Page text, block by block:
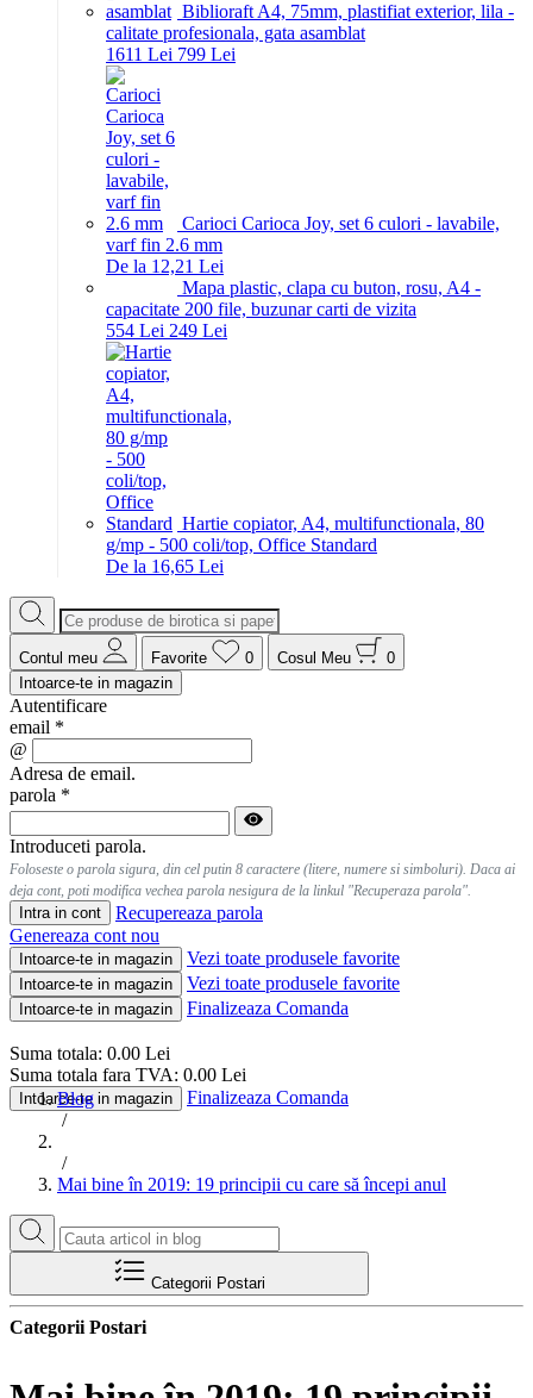
Biblioraft A4, 75mm, plastifiat exterior, lila -
calitate profesionala, gata asamblat
1611 Lei 799 Lei
Carioci Carioca Joy, set 6 culori - lavabile,
varf fin 2.6 mm
De la 12,21 Lei
Mapa plastic, clapa cu buton, rosu, A4 -
capacitate 200 file, buzunar carti de vizita
554 Lei 249 Lei
Hartie copiator, A4, multifunctionala, 80
g/mp - 500 coli/top, Office Standard
De la 16,65 Lei
Contul meu Favorite 0 Cosul Meu
0
Intoarce-te in magazin
Autentificare
email *
@
Adresa de email.
parola *
Introduceti parola.
Foloseste o parola sigura, din cel putin 8 caractere (litere, numere si simboluri). Daca ai
deja cont, poti modifica vechea parola nesigura de la linkul "Recuperaza parola".
Intra in cont
Recupereaza parola
Genereaza cont nou
Intoarce-te in magazin Vezi toate produsele favorite
Intoarce-te in magazin Vezi toate produsele favorite
Intoarce-te in magazin Finalizeaza Comanda
Suma totala: 0.00 Lei
Suma totala fara TVA: 0.00 Lei
Intoarce-te in magazin Finalizeaza Comanda
Blog
/
/
Mai bine în 2019: 19 principii cu care să începi anul
Categorii Postari
Categorii Postari